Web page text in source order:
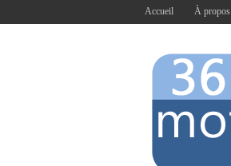
Accueil À propos